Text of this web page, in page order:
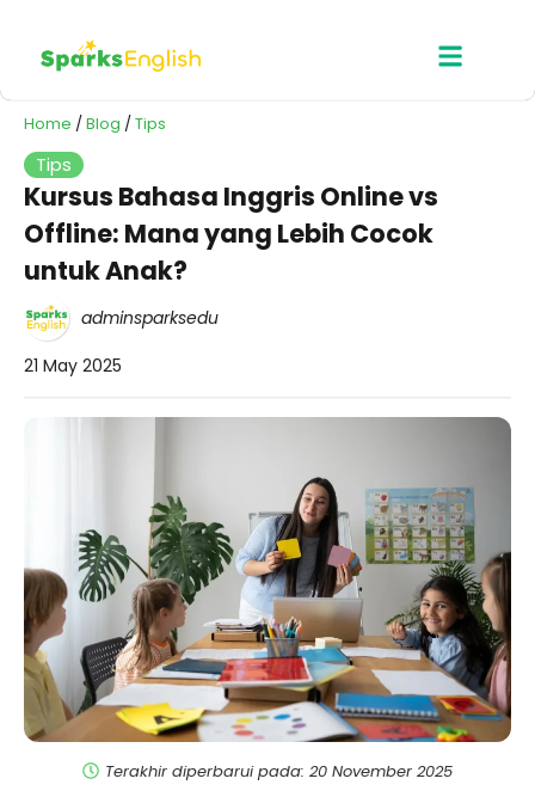
Home /Blog /Tips
Tips
Kursus Bahasa Inggris Online vs
Offline: Mana yang Lebih Cocok
untuk Anak?
adminsparksedu
21 May 2025
Terakhir diperbarui pada: 20 November 2025